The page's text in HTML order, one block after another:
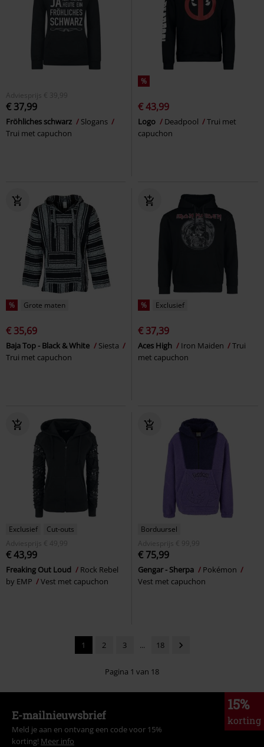
Adviesprijs € 39,99
€ 37,99
Fröhliches schwarz
Slogans
Trui met capuchon
%
€ 43,99
Logo Deadpool
Trui met
capuchon
% Grote maten
€ 35,69
Baja Top - Black & White
Siesta
Trui met capuchon
% Exclusief
€ 37,39
Aces High Iron Maiden
Trui
met capuchon
Exclusief
Cut-outs
Adviesprijs
€ 49,99
€ 43,99
Freaking Out Loud
Rock Rebel
by EMP
Vest met capuchon
Borduursel
Adviesprijs
€ 99,99
€ 75,99
Gengar - Sherpa
Pokémon
Vest met capuchon
1 2 3 ... 18
Pagina 1 van 18
15%
korting
E-mailnieuwsbrief
Meld je aan en ontvang een code voor 15%
korting! Meer info